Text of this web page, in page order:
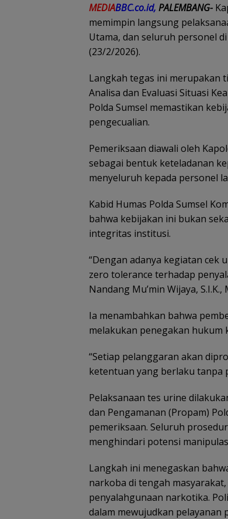
MEDIABBC.co.id, PALEMBANG-
memimpin langsung
Utama, dan seluruh personel
(23/2/2026).
Langkah tegas ini merupakan
Analisa dan Evaluasi Situasi
Polda Sumsel memastikan
pengecualian.
Pemeriksaan diawali oleh
sebagai bentuk keteladanan
menyeluruh kepada personel
Kabid Humas Polda Sumsel
bahwa kebijakan ini bukan
integritas institusi.
“Dengan adanya kegiatan cek
zero tolerance terhadap
Nandang Mu’min Wijaya, S.I.K.,
Ia menambahkan bahwa
melakukan penegakan hukum
“Setiap pelanggaran akan
ketentuan yang berlaku tanpa
Pelaksanaan tes urine
dan Pengamanan (Propam)
pemeriksaan. Seluruh
menghindari potensi
Langkah ini menegaskan
narkoba di tengah
penyalahgunaan narkotika.
dalam mewujudkan